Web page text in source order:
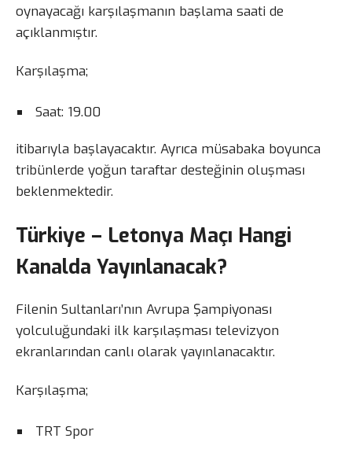
oynayacağı karşılaşmanın başlama saati de
açıklanmıştır.
Karşılaşma;
Saat: 19.00
itibarıyla başlayacaktır. Ayrıca müsabaka boyunca
tribünlerde yoğun taraftar desteğinin oluşması
beklenmektedir.
Türkiye – Letonya Maçı Hangi
Kanalda Yayınlanacak?
Filenin Sultanları’nın Avrupa Şampiyonası
yolculuğundaki ilk karşılaşması televizyon
ekranlarından canlı olarak yayınlanacaktır.
Karşılaşma;
TRT Spor